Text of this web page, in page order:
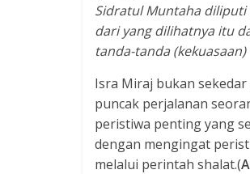
Sidratul Muntaha diliputi
dari yang dilihatnya itu
tanda-tanda
Isra Miraj bukan sekedar
puncak perjalanan
peristiwa penting yang
dengan mengingat
melalui perintah shalat.(